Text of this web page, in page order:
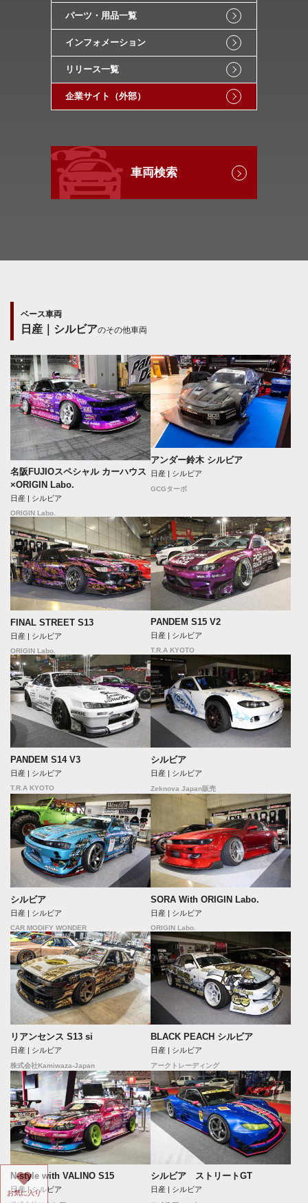
パーツ・用品一覧
インフォメーション
リリース一覧
企業サイト（外部）
車両検索
ベース車両
日産｜シルビアのその他車両
名阪FUJIOスペシャル カーハウス
×ORIGIN Labo.
日産 | シルビア
ORIGIN Labo.
アンダー鈴木 シルビア
日産 | シルビア
GCGターボ
FINAL STREET S13
日産 | シルビア
ORIGIN Labo.
PANDEM S15 V2
日産 | シルビア
T.R.A KYOTO
PANDEM S14 V3
日産 | シルビア
T.R.A KYOTO
シルビア
日産 | シルビア
Zeknova Japan販売
シルビア
日産 | シルビア
CAR MODIFY WONDER
SORA With ORIGIN Labo.
日産 | シルビア
ORIGIN Labo.
リアンセンス S13 si
日産 | シルビア
株式会社Kamiwaza-Japan
BLACK PEACH シルビア
日産 | シルビア
アークトレーディング
N-style with VALINO S15
日産 | シルビア
シルビア ストリートGT
日産 | シルビア
お気に入り